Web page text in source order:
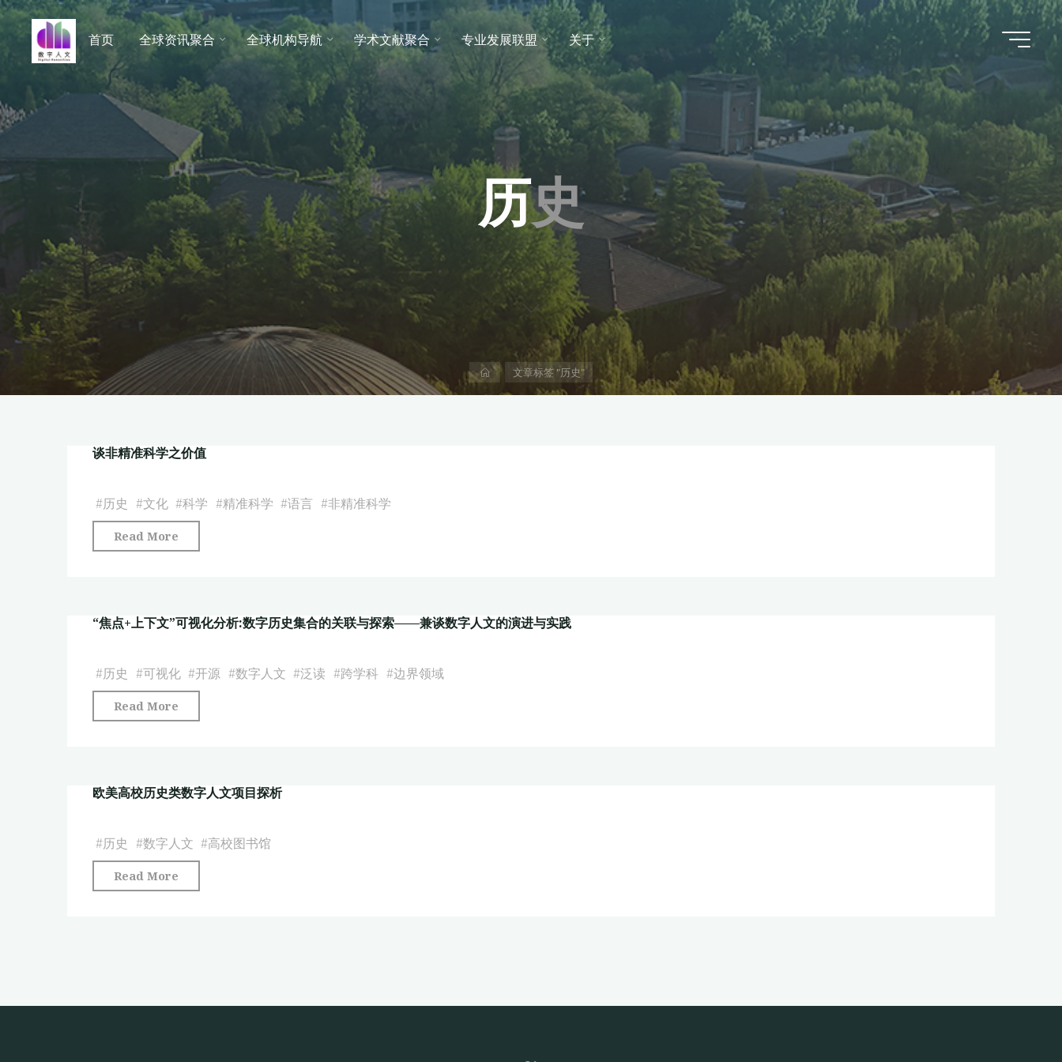
跳
至
内
数字人
文 |
DHCN
首页 全球资讯聚合 全球机构导航 学术文献聚合 专业发展联盟 关于
历历
史
首
页
文章标签 "历史"
谈非精准科学之价值
#历史 #文化 #科学 #精准科学 #语言 #非精准科学
Read More
非
科
之
价
“焦点+上下文”可视化分析:数字历史集合的关联与探索——兼谈数字人文的演进与实践
#历史 #可视化 #开源 #数字人文 #泛读 #跨学科 #边界领域
Read More
点
文”
视
化
欧美高校历史类数字人文项目探析
#历史 #数字人文 #高校图书馆
Read More
美
类